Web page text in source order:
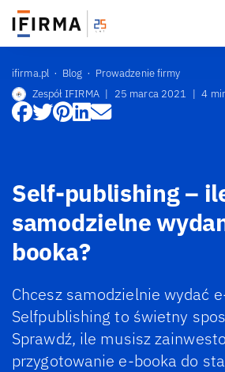
ifirma.pl Blog
Prowadzenie firmy
Zespół IFIRMA | 25 marca 2021 | 4
Self-publishing –
samodzielne
booka?
Chcesz samodzielnie wydać
Selfpublishing to świetny
Sprawdź, ile musisz
przygotowanie e-booka do